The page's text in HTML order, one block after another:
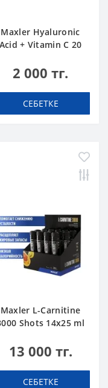
Maxler Hyaluronic
Acid + Vitamin C 20
2 000 тг.
СЕБЕТКЕ
Maxler L-Carnitine
Shots 14x25 ml
13 000 тг.
СЕБЕТКЕ